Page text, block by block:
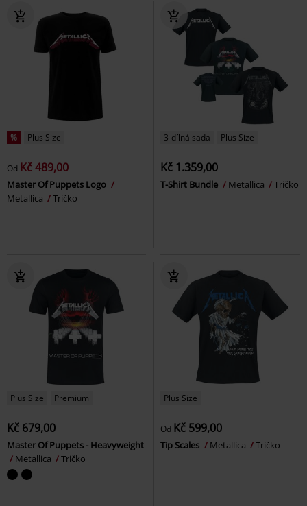
% Plus Size
Od Kč 489,00
Master Of Puppets Logo
Metallica
Tričko
3-dílná sada Plus Size
Kč 1.359,00
T-Shirt Bundle Metallica Tričko
Plus Size Premium
Kč 679,00
Master Of Puppets - Heavyweight
Metallica
Tričko
Plus Size
Od Kč 599,00
Tip Scales Metallica Tričko